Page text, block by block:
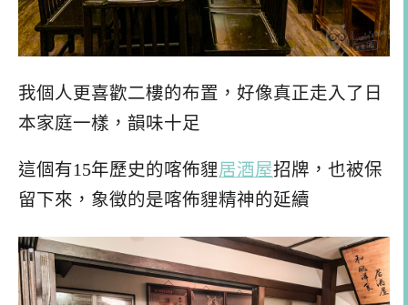
我個人更喜歡二樓的布置，好像真正走入了日
本家庭一樣，韻味十足
這個有15年歷史的喀佈貍居酒屋招牌，也被保
留下來，象徵的是喀佈貍精神的延續